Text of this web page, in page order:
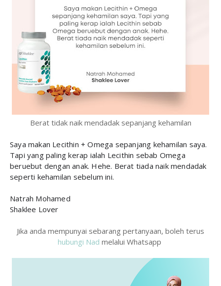
Berat tidak naik mendadak sepanjang kehamilan
Saya makan Lecithin + Omega sepanjang kehamilan saya.
Tapi yang paling kerap ialah Lecithin sebab Omega
beruebut dengan anak. Hehe. Berat tiada naik mendadak
seperti kehamilan sebelum ini.
Natrah Mohamed
Shaklee Lover
Jika anda mempunyai sebarang pertanyaan, boleh terus
hubungi Nad melalui Whatsapp